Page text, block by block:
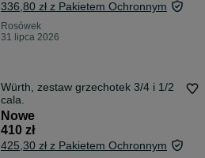
336,80 zł z Pakietem Ochronnym
Rosówek
31 lipca 2026
Würth, zestaw grzechotek 3/4 i 1/2
cala.
Nowe
410 zł
425,30 zł z Pakietem Ochronnym